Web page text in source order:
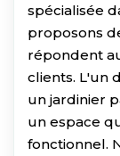
spécialisée
proposons
répondent
clients. L'un
un jardinier
un espace
fonctionnel.